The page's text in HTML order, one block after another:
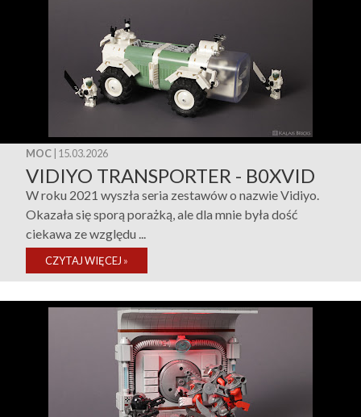
MOC | 15.03.2026
VIDIYO TRANSPORTER - B0XVID
W roku 2021 wyszła seria zestawów o nazwie Vidiyo.
Okazała się sporą porażką, ale dla mnie była dość
ciekawa ze względu ...
CZYTAJ WIĘCEJ »